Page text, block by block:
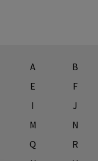
A B
E
F
I
J
M
N
Q
R